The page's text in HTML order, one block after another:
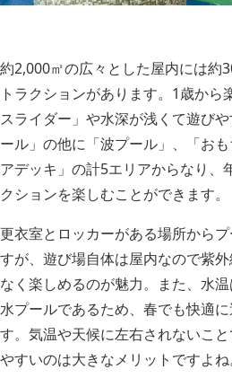
約2,000㎡の広々とした屋内には約
トラクションがあります。1歳から
スライダー」や水深が浅くて遊び
ール」の他に「波プール」、「お
アデッキ」の計5エリアからなり、
クションを楽しむことができます。
更衣室とロッカーがある場所から
すが、遊び場自体は屋内なので紫
なく楽しめるのが魅力。また、水
水プールであるため、春でも快適
す。気温や天候に左右されないこ
やすいのは大きなメリットですよね